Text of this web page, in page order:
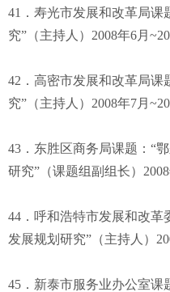
41．寿光市发展和改革局课
究”（主持人）2008年6月
42．高密市发展和改革局课
究”（主持人）2008年7月
43．东胜区商务局课题：“
研究”（课题组副组长）2008
44．呼和浩特市发展和改革
发展规划研究”（主持人）
45．新泰市服务业办公室课